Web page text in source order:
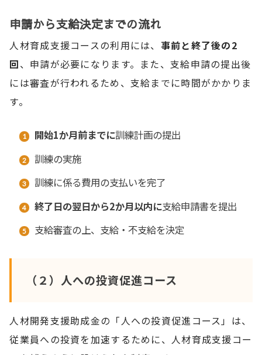
申請から支給決定までの流れ
人材育成支援コースの利用には、 事前と終了後の2
回、申請が必要になります。また、支給申請の提出後
には審査が行われるため、支給までに時間がかかりま
す。
開始1か月前までに訓練計画の提出
訓練の実施
訓練に係る費用の支払いを完了
終了日の翌日から2か月以内に支給申請書を提出
支給審査の上、支給・不支給を決定
（２）人への投資促進コース
人材開発支援助成金の「人への投資促進コース」は、
従業員への投資を加速するために、人材育成支援コー